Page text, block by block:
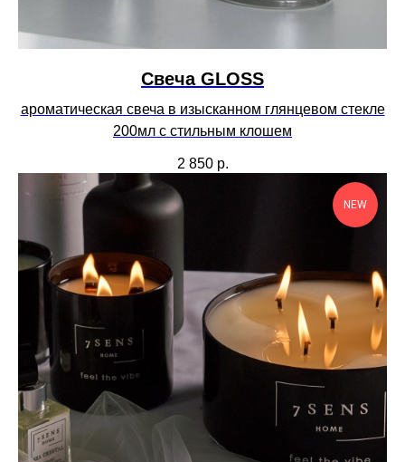
Свеча GLOSS
ароматическая свеча в изысканном глянцевом стекле
200мл с стильным клошем
2 850 р.
NEW